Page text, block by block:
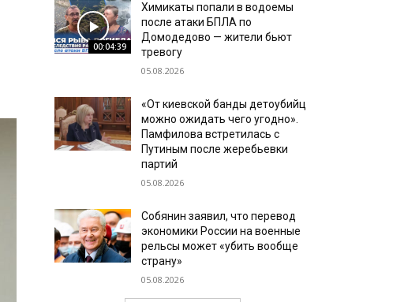
00:04:39
Химикаты попали в водоемы
после атаки БПЛА по
Домодедово — жители бьют
тревогу
05.08.2026
«От киевской банды детоубийц
можно ожидать чего угодно».
Памфилова встретилась с
Путиным после жеребьевки
партий
05.08.2026
Собянин заявил, что перевод
экономики России на военные
рельсы может «убить вообще
страну»
05.08.2026